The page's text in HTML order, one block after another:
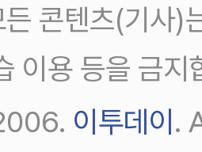
콘텐츠(기사)
이용 등을 금지
이투데이.